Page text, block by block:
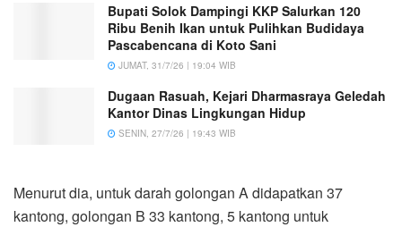
Bupati Solok Dampingi KKP Salurkan 120
Ribu Benih Ikan untuk Pulihkan Budidaya
Pascabencana di Koto Sani
JUMAT, 31/7/26 | 19:04 WIB
Dugaan Rasuah, Kejari Dharmasraya Geledah
Kantor Dinas Lingkungan Hidup
SENIN, 27/7/26 | 19:43 WIB
Menurut dia, untuk darah golongan A didapatkan 37
kantong, golongan B 33 kantong, 5 kantong untuk